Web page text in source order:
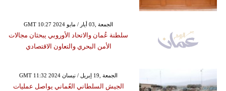
GMT 10:27 2024 الجمعة ,03 أيار / مايو
سلطنة عُمان والاتحاد الأوروبي يبحثان مجالات
الأمن البحري والتعاون الاقتصادي
GMT 11:32 2024 الجمعة ,19 إبريل / نيسان
الجيش السلطاني العُماني يواصل عمليات